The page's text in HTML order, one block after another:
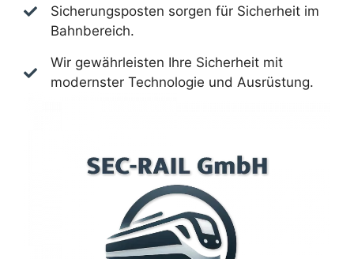
Sicherungsposten sorgen für Sicherheit im
Bahnbereich.
Wir gewährleisten Ihre Sicherheit mit
modernster Technologie und Ausrüstung.